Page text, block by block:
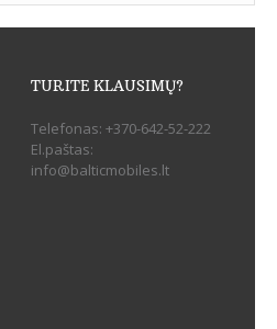
TURITE KLAUSIMŲ?
Telefonas: +370-642-52-222
El.paštas:
info@balticmobiles.lt